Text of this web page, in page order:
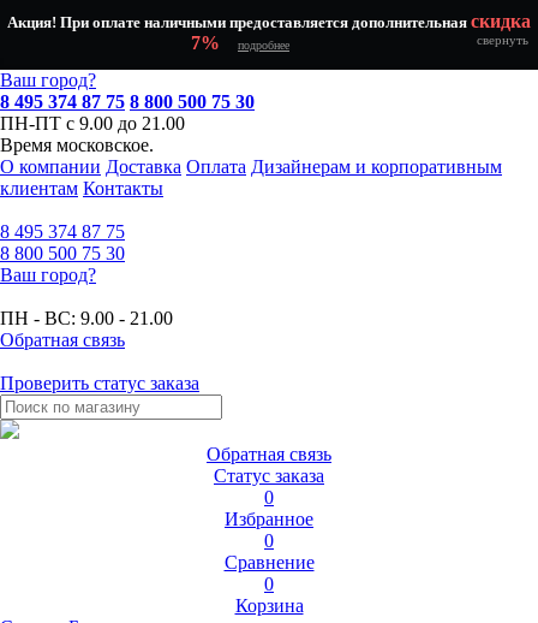
Акция! При оплате наличными предоставляется дополнительная скидка
7%
подробнее свернуть
Ваш город?
8 495 374 87 75 8 800 500 75 30
ПН-ПТ с 9.00 до 21.00
Время московское.
О компании Доставка Оплата Дизайнерам и корпоративным
клиентам Контакты
8 495 374 87 75
8 800 500 75 30
Ваш город?
ПН - ВС: 9.00 - 21.00
Обратная связь
Проверить статус заказа
Обратная связь
Статус заказа
0
Избранное
0
Сравнение
0
Корзина